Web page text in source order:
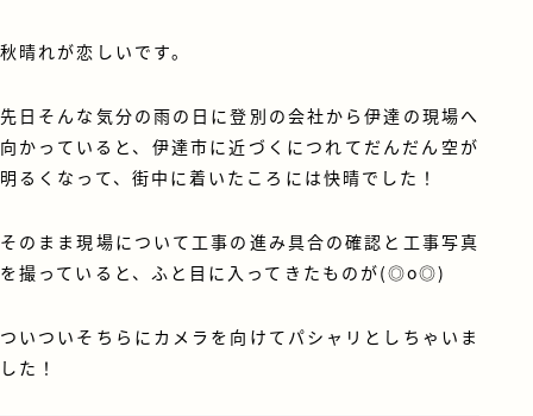
秋晴れが恋しいです。
先日そんな気分の雨の日に登別の会社から伊達の現場へ
向かっていると、伊達市に近づくにつれてだんだん空が
明るくなって、街中に着いたころには快晴でした！
そのまま現場について工事の進み具合の確認と工事写真
を撮っていると、ふと目に入ってきたものが(◎o◎)
ついついそちらにカメラを向けてパシャリとしちゃいま
した！